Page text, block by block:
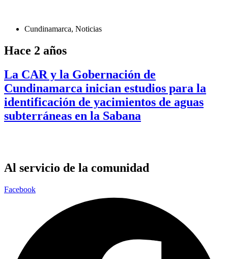
Cundinamarca, Noticias
Hace 2 años
La CAR y la Gobernación de
Cundinamarca inician estudios para la
identificación de yacimientos de aguas
subterráneas en la Sabana
Al servicio de la comunidad
Facebook